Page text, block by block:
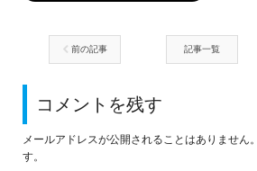
前の記事 記事一覧
コメントを残す
メールアドレスが公開されることはありません
す。